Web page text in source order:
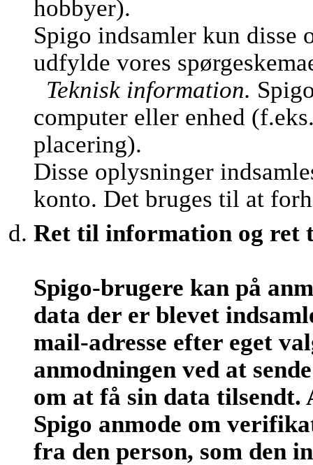
hobbyer).
Spigo indsamler kun
udfylde vores
Teknisk information.
computer eller enhed
placering).
Disse oplysninger
konto. Det bruges til at
Ret til information og ret
Spigo-brugere kan på
data der er blevet
mail-adresse efter eget
anmodningen ved at
om at få sin data tilsendt.
Spigo anmode om
fra den person, som den